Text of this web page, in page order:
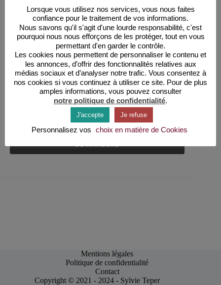
Newsletter
Votre prénom ou pseudo
En continuant, vous acceptez la politique de
Mentions légales
Politique de confidentialité
Contact
Copyright © 2021 - 2024 - Sylvie Teper
Lorsque vous utilisez nos services, vous nous faites
confiance pour le traitement de vos informations.
Nous savons qu'il s'agit d'une lourde responsabilité, c'est
pourquoi nous nous efforçons de les protéger, tout en vous
permettant d'en garder le contrôle.
Les cookies nous permettent de personnaliser le contenu et
les annonces, d’offrir des fonctionnalités relatives aux
médias sociaux et d’analyser notre trafic. Vous consentez à
nos cookies si vous continuez à utiliser ce site. Pour de plus
amples informations, vous pouvez consulter
notre politique de confidentialité.
J'accepte Je refuse
Personnalisez vos choix en matière de Cookies